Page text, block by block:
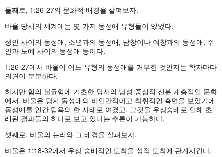
둘째로, 1:26-27의 문화적 배경을 살펴보자.
바울 당시의 세계에는 몇 가지 동성애 유형들이 있었다.
성인 사이의 동성애, 소년과의 동성애, 남창이나 여창과의 동성애, 주
인과 노예 사이의 동성애 등이다.
1:26-27에서 바울이 어느 유형의 동성애를 거부한 것인지는 학자마다
의견이 분분하다.
하지만 힘의 불균형에 기초한 당시의 남성 중심적 신분 계층적인 문화
에서, 바울은 당시 동성애의 비인간적이고 착취적인 측면을 보았기에
동성애를 인간 탐욕의 한 사례로 여겼고, 그것을 우상숭배로 인해 초
래된 결과들의 하나로 보고 있다는 추론이 가능하다.
셋째로, 바울의 논리와 그 배경을 살펴보자.
바울은 1:18-32에서 우상 숭배적인 도착을 성적 도착에 관계시킨다.